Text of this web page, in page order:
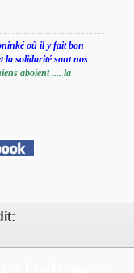
où il y fait bon
la solidarité sont nos
aboient .... la